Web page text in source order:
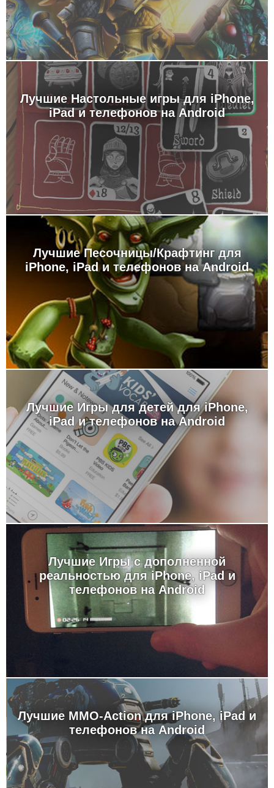
Лучшие Настольные игры для iPhone,
iPad и телефонов на Android
Лучшие Песочницы/Крафтинг для
iPhone, iPad и телефонов на Android
Лучшие Игры для детей для iPhone,
iPad и телефонов на Android
Лучшие Игры с дополненной
реальностью для iPhone, iPad и
телефонов на Android
Лучшие MMO-Action для iPhone, iPad и
телефонов на Android